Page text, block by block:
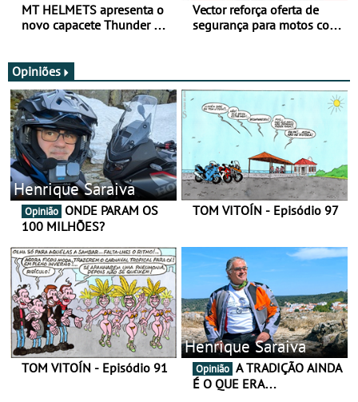
MT HELMETS apresenta o
novo capacete Thunder 4 R
Vector reforça oferta de
segurança para motos com
Opiniões
Henrique Saraiva
Opinião
100 MILHÕES?
TOM VITOÍN - Episódio 97
TOM VITOÍN - Episódio 91
Henrique Saraiva
Opinião
É O QUE ERA…